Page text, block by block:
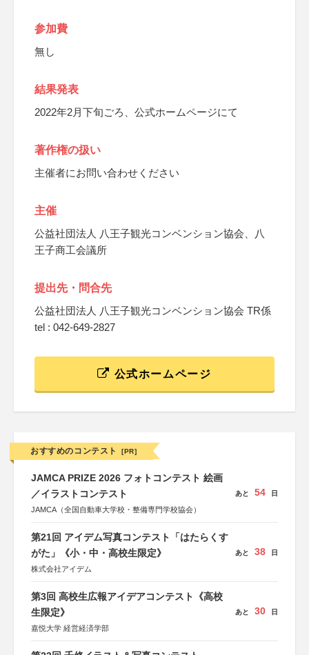
参加費
無し
結果発表
2022年2月下旬ごろ、公式ホームページにて
著作権の扱い
主催者にお問い合わせください
主催
公益社団法人 八王子観光コンベンション協会、八
王子商工会議所
提出先・問合先
公益社団法人 八王子観光コンベンション協会 TR係
tel : 042-649-2827
公式ホームページ
おすすめのコンテスト [PR]
JAMCA PRIZE 2026 フォトコンテスト 絵画
／イラストコンテスト
JAMCA（全国自動車大学校・整備専門学校協会）
あと 54 日
第21回 アイデム写真コンテスト「はたらくす
がた」《小・中・高校生限定》
株式会社アイデム
あと 38 日
第3回 高校生広報アイデアコンテスト《高校
生限定》
嘉悦大学 経営経済学部
あと 30 日